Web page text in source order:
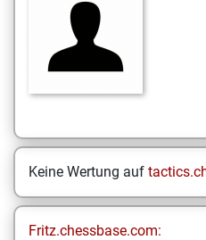
Keine Wertung auf
Fritz.chessbase.com: